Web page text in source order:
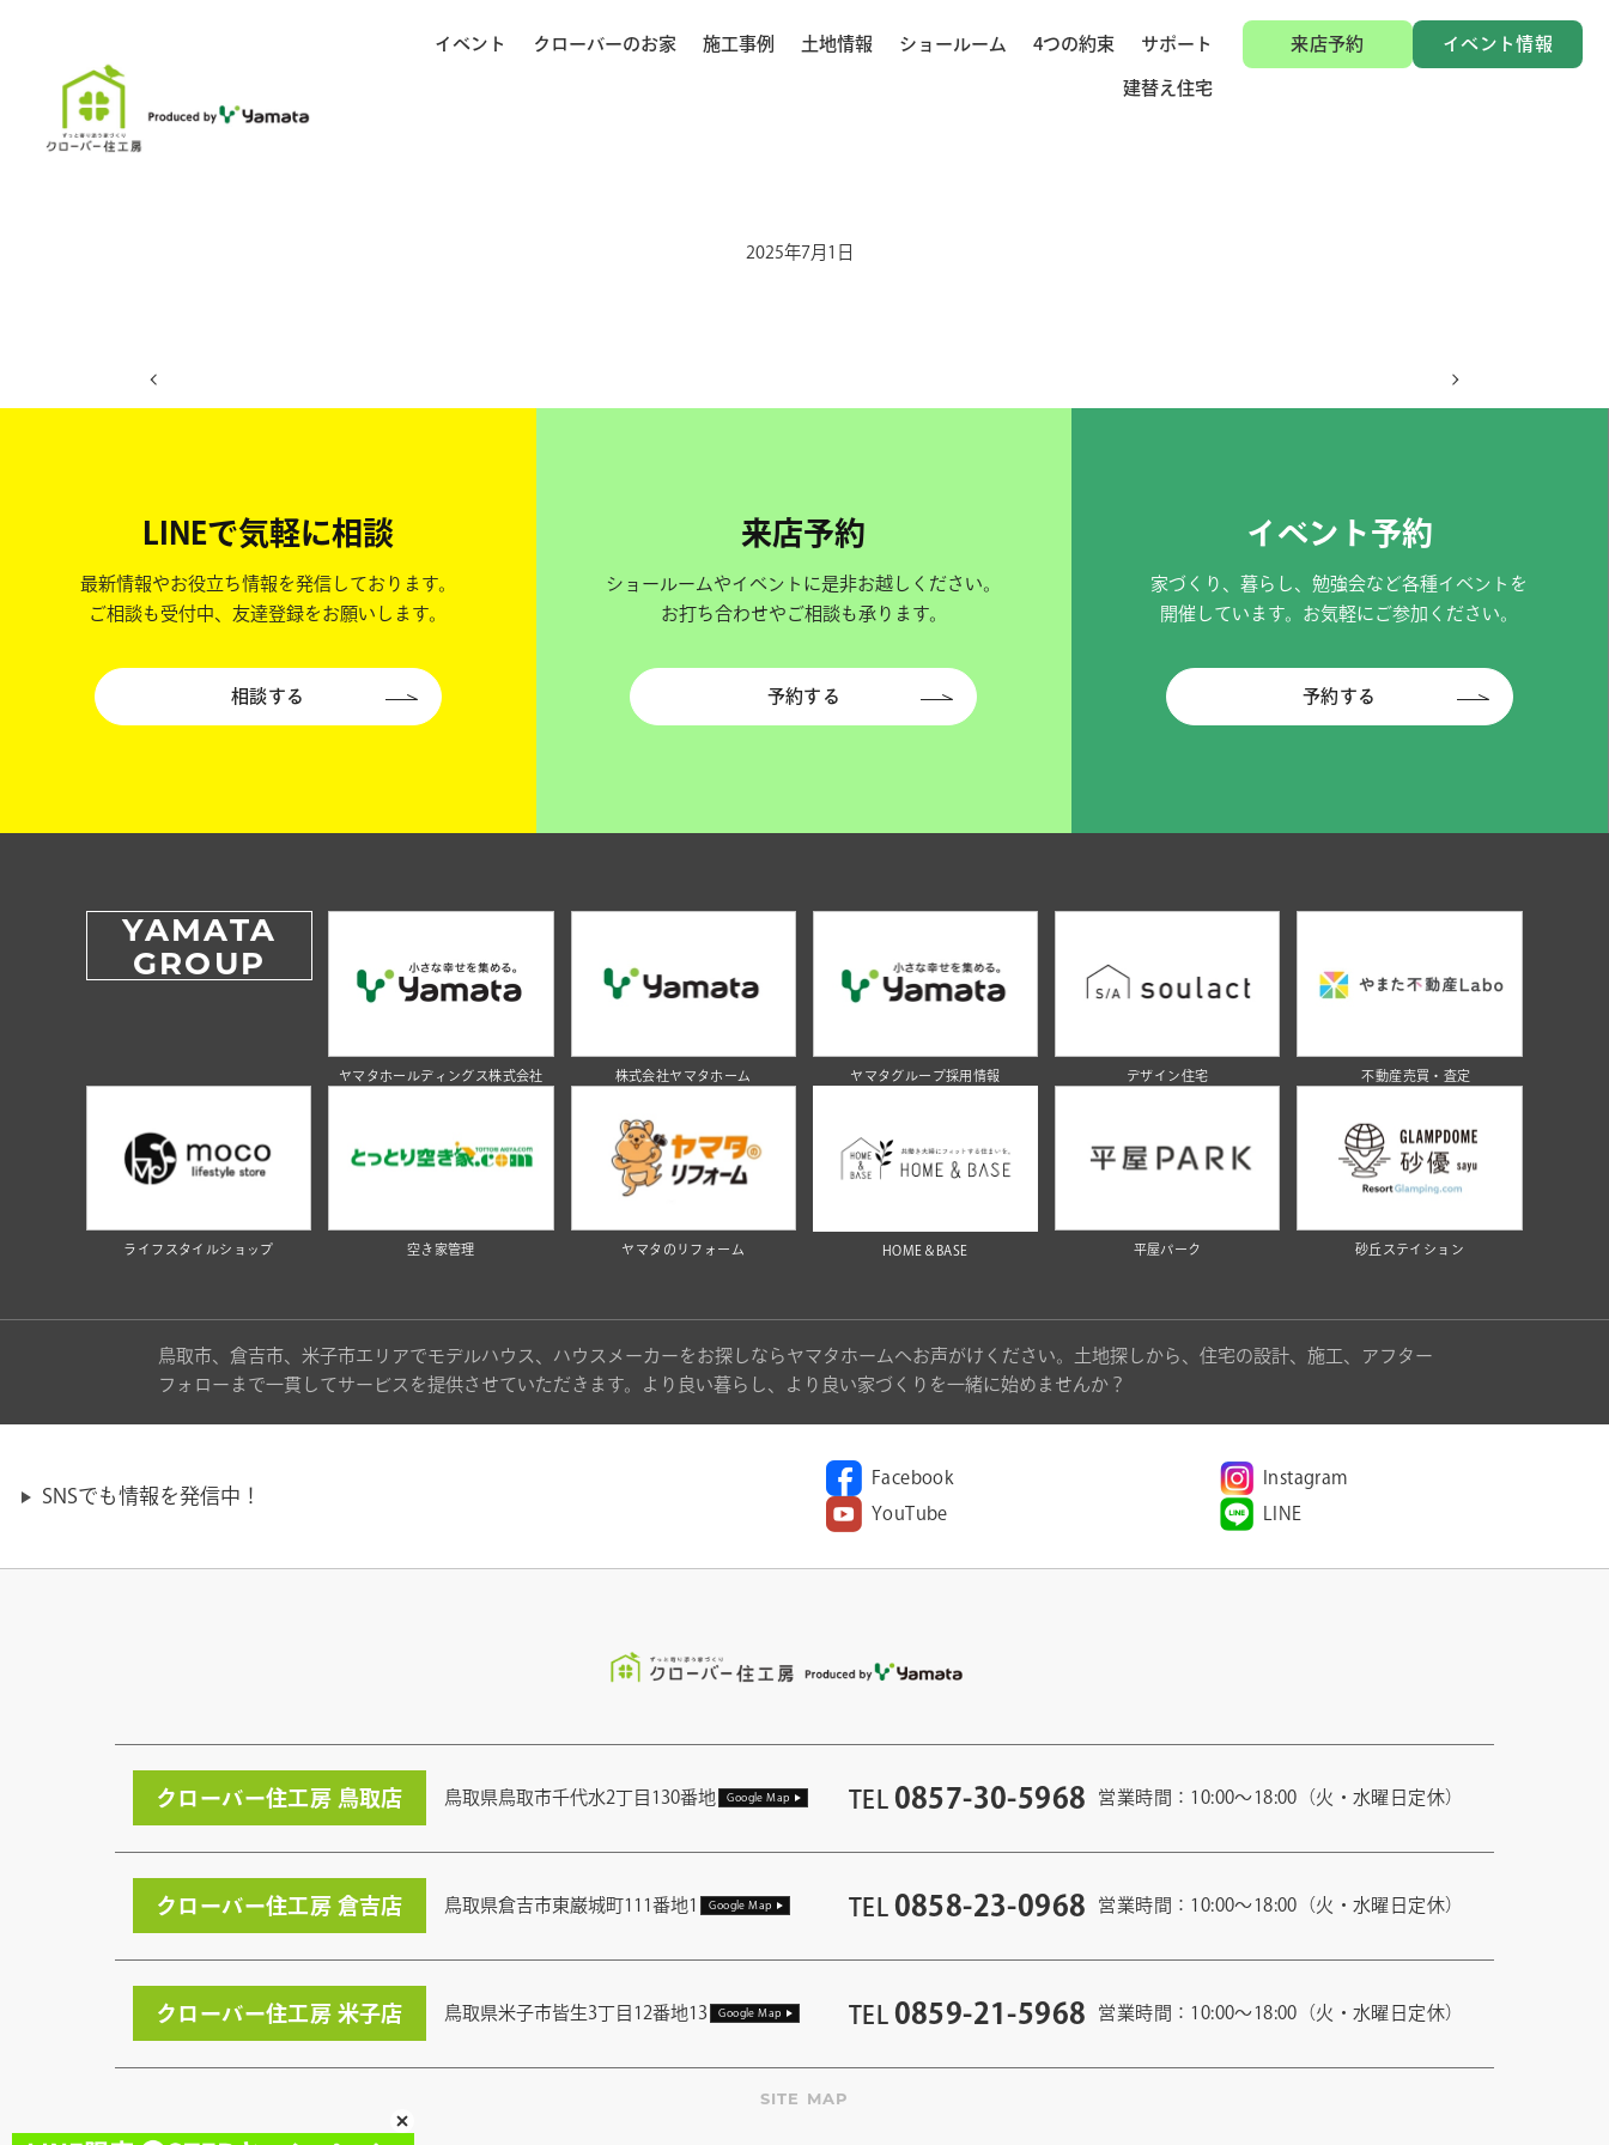
イベント クローバーのお家 施工事例 土地情報 ショールーム 4つの約束 サポート
建替え住宅
来店予約 イベント情報
ホーム イベント日程
2025年7月1日
LINEで気軽に相談
最新情報やお役立ち情報を発信しております。
ご相談も受付中、友達登録をお願いします。
相談する
来店予約
ショールームやイベントに是非お越しください。
お打ち合わせやご相談も承ります。
予約する
イベント予約
家づくり、暮らし、勉強会など各種イベントを
開催しています。お気軽にご参加ください。
予約する
YAMATA
GROUP
ヤマタホールディングス株式会社 株式会社ヤマタホーム ヤマタグループ採用情報 デザイン住宅 不動産売買・査定
ライフスタイルショップ 空き家管理 ヤマタのリフォーム HOME＆BASE 平屋パーク 砂丘ステイション
鳥取市、倉吉市、米子市エリアでモデルハウス、ハウスメーカーをお探しならヤマタホームへお声がけください。土地探しから、住宅の設計、施工、アフター
フォローまで一貫してサービスを提供させていただきます。より良い暮らし、より良い家づくりを一緒に始めませんか？
SNSでも情報を発信中！
Facebook
Instagram
YouTube
LINE
クローバー住工房 鳥取店 鳥取県鳥取市千代水2丁目130番地 Google Map TEL 0857-30-5968 営業時間：10:00〜18:00（火・水曜日定休）
クローバー住工房 倉吉店 鳥取県倉吉市東巌城町111番地1 Google Map TEL 0858-23-0968 営業時間：10:00〜18:00（火・水曜日定休）
クローバー住工房 米子店 鳥取県米子市皆生3丁目12番地13 Google Map TEL 0859-21-5968 営業時間：10:00〜18:00（火・水曜日定休）
SITE MAP